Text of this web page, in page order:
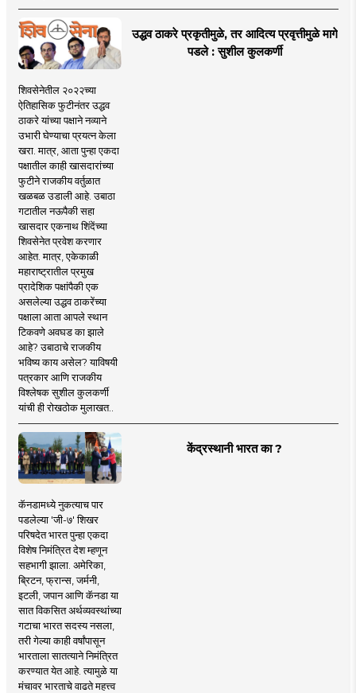
उद्धव ठाकरे प्रकृतीमुळे, तर आदित्य प्रवृत्तीमुळे मागे
पडले : सुशील कुलकर्णी
शिवसेनेतील २०२२च्या
ऐतिहासिक फुटीनंतर उद्धव
ठाकरे यांच्या पक्षाने नव्याने
उभारी घेण्याचा प्रयत्न केला
खरा. मात्र, आता पुन्हा एकदा
पक्षातील काही खासदारांच्या
फुटीने राजकीय वर्तुळात
खळबळ उडाली आहे. उबाठा
गटातील नऊपैकी सहा
खासदार एकनाथ शिंदेंच्या
शिवसेनेत प्रवेश करणार
आहेत. मात्र, एकेकाळी
महाराष्ट्रातील प्रमुख
प्रादेशिक पक्षांपैकी एक
असलेल्या उद्धव ठाकरेंच्या
पक्षाला आता आपले स्थान
टिकवणे अवघड का झाले
आहे? उबाठाचे राजकीय
भविष्य काय असेल? याविषयी
पत्रकार आणि राजकीय
विश्लेषक सुशील कुलकर्णी
यांची ही रोखठोक मुलाखत..
केंद्रस्थानी भारत का ?
कॅनडामध्ये नुकत्याच पार
पडलेल्या 'जी-७' शिखर
परिषदेत भारत पुन्हा एकदा
विशेष निमंत्रित देश म्हणून
सहभागी झाला. अमेरिका,
ब्रिटन, फ्रान्स, जर्मनी,
इटली, जपान आणि कॅनडा या
सात विकसित अर्थव्यवस्थांच्या
गटाचा भारत सदस्य नसला,
तरी गेल्या काही वर्षांपासून
भारताला सातत्याने निमंत्रित
करण्यात येत आहे. त्यामुळे या
मंचावर भारताचे वाढते महत्त्व